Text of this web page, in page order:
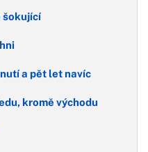
šokující
a pět let navíc
kromě východu